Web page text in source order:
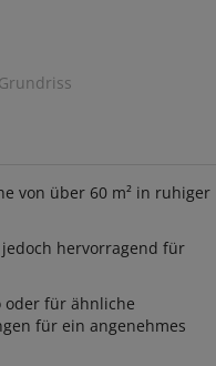
von über 60 m² in ruhiger
hervorragend für
oder für ähnliche
für ein angenehmes